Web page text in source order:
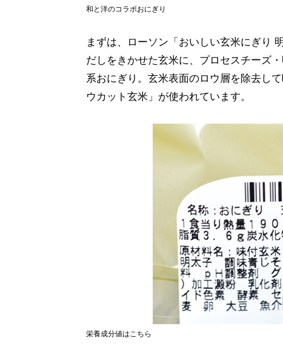
和と洋のコラボおにぎり
まずは、ローソン「おいしい玄米にぎり
だしをきかせた玄米に、プロセスチーズ
系おにぎり。玄米表面のロウ層を除去し
ウカット玄米」が使われています。
栄養成分値はこちら